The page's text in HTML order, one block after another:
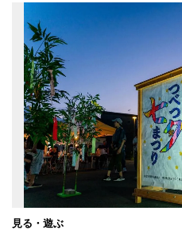
見る・遊ぶ